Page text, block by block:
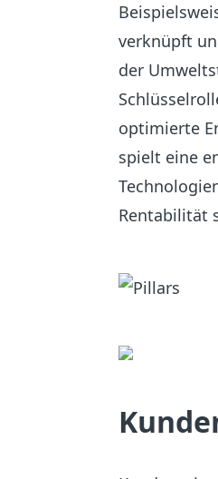
verknüpft
der
optimierte
spielt eine
Rentabilität